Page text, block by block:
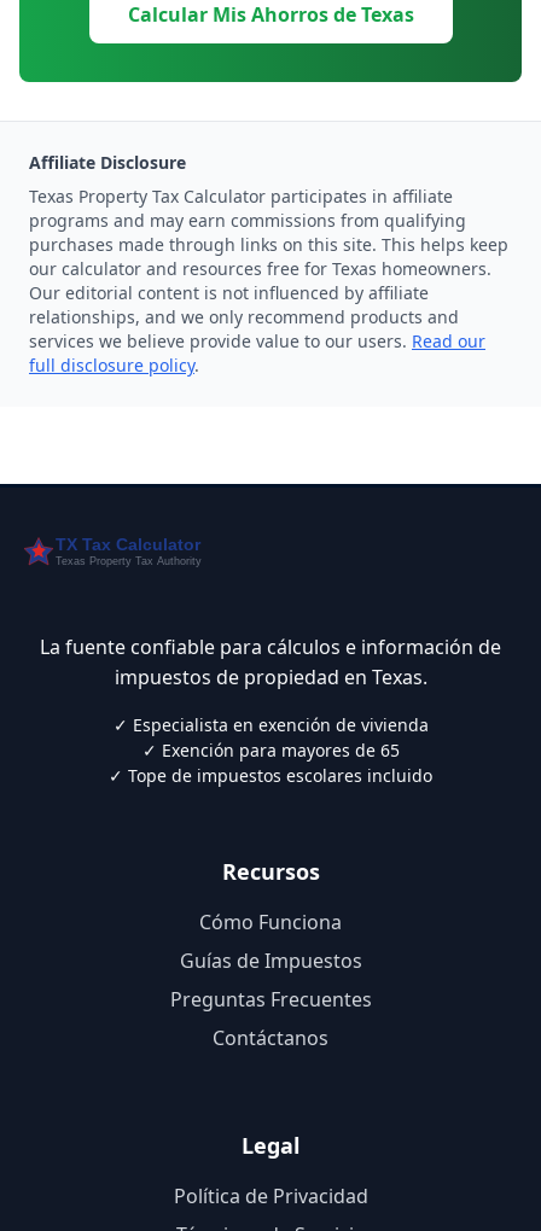
Calcular Mis Ahorros de Texas
Affiliate Disclosure
Texas Property Tax Calculator participates in affiliate
programs and may earn commissions from qualifying
purchases made through links on this site. This helps keep
our calculator and resources free for Texas homeowners.
Our editorial content is not influenced by affiliate
relationships, and we only recommend products and
services we believe provide value to our users. Read our
full disclosure policy.
La fuente confiable para cálculos e información de
impuestos de propiedad en Texas.
✓ Especialista en exención de vivienda
✓ Exención para mayores de 65
✓ Tope de impuestos escolares incluido
Recursos
Cómo Funciona
Guías de Impuestos
Preguntas Frecuentes
Contáctanos
Legal
Política de Privacidad